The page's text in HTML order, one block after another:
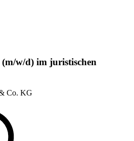
w/d) im juristischen
Co. KG